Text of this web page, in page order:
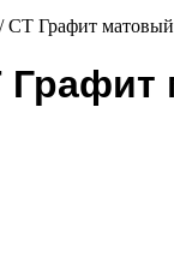
Графит матовый